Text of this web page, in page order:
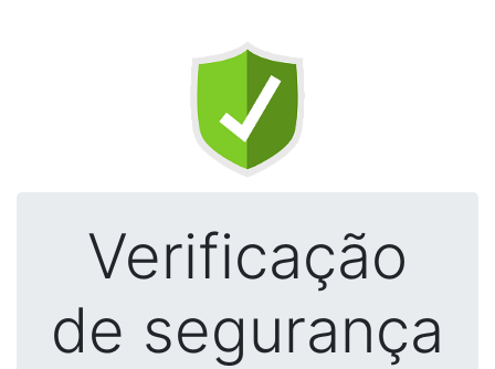
Verificação
de segurança